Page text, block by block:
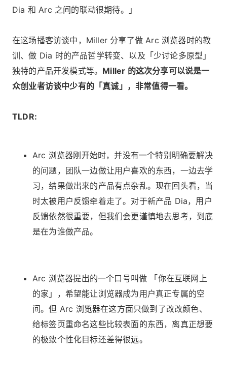
Dia 和 Arc 之间的联动很期待。」
在这场播客访谈中，Miller 分享了做 Arc 浏览器时的教
训、做 Dia 时的产品哲学转变、以及「少讨论多原型」
独特的产品开发模式等。 Miller 的这次分享可以说是一
众创业者访谈中少有的「真诚」，非常值得一看。
TLDR:
Arc 浏览器刚开始时，并没有一个特别明确要解决
的问题，团队一边做让用户喜欢的东西，一边去学
习，结果做出来的产品有点杂乱。现在回头看，当
时太被用户反馈牵着走了。对于新产品 Dia，用户
反馈依然很重要，但我们会更谨慎地去思考，到底
是在为谁做产品。
Arc 浏览器提出的一个口号叫做 「你在互联网上
的家」，希望能让浏览器成为用户真正专属的空
间。但 Arc 浏览器在这方面只做到了改改颜色、
给标签页重命名这些比较表面的东西，离真正想要
的极致个性化目标还差得很远。